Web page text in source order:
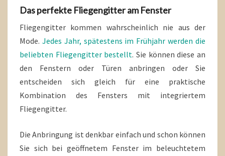
Das perfekte Fliegengitter am Fenster
Fliegengitter kommen wahrscheinlich nie aus der
Mode. Jedes Jahr, spätestens im Frühjahr werden die
beliebten Fliegengitter bestellt. Sie können diese an
den Fenstern oder Türen anbringen oder Sie
entscheiden sich gleich für eine praktische
Kombination des Fensters mit integriertem
Fliegengitter.
Die Anbringung ist denkbar einfach und schon können
Sie sich bei geöffnetem Fenster im beleuchtetem